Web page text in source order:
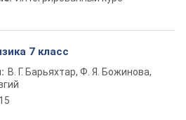
7 класс
В. Г. Барьяхтар, Ф. Я. Божинова,